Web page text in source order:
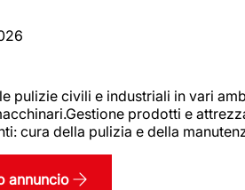
pulizie civili e industriali in vari
prodotti e
cura della pulizia e della
annuncio